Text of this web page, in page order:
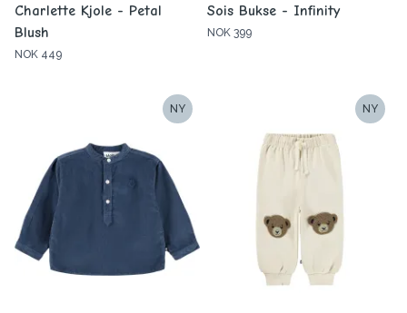
Charlette Kjole - Petal
Blush
NOK 449
Sois Bukse - Infinity
NOK 399
NY NY